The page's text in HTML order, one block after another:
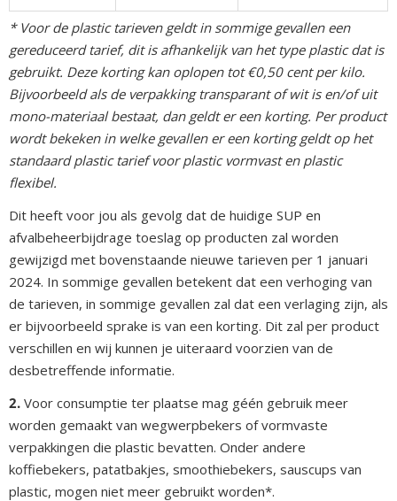
* Voor de plastic tarieven geldt in sommige gevallen een
gereduceerd tarief, dit is afhankelijk van het type plastic dat is
gebruikt. Deze korting kan oplopen tot €0,50 cent per kilo.
Bijvoorbeeld als de verpakking transparant of wit is en/of uit
mono-materiaal bestaat, dan geldt er een korting. Per product
wordt bekeken in welke gevallen er een korting geldt op het
standaard plastic tarief voor plastic vormvast en plastic
flexibel.
Dit heeft voor jou als gevolg dat de huidige SUP en
afvalbeheerbijdrage toeslag op producten zal worden
gewijzigd met bovenstaande nieuwe tarieven per 1 januari
2024. In sommige gevallen betekent dat een verhoging van
de tarieven, in sommige gevallen zal dat een verlaging zijn, als
er bijvoorbeeld sprake is van een korting. Dit zal per product
verschillen en wij kunnen je uiteraard voorzien van de
desbetreffende informatie.
2. Voor consumptie ter plaatse mag géén gebruik meer
worden gemaakt van wegwerpbekers of vormvaste
verpakkingen die plastic bevatten. Onder andere
koffiebekers, patatbakjes, smoothiebekers, sauscups van
plastic, mogen niet meer gebruikt worden*.